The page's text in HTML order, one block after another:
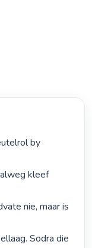
kleef
nie, maar is
Sodra die